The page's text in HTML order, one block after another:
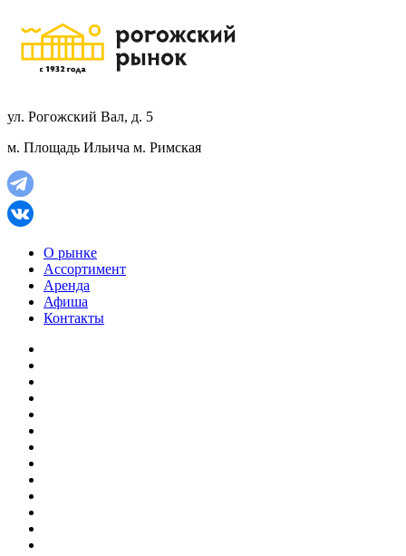
ул. Рогожский Вал, д. 5
м. Площадь Ильича м. Римская
О рынке
Ассортимент
Аренда
Афиша
Контакты